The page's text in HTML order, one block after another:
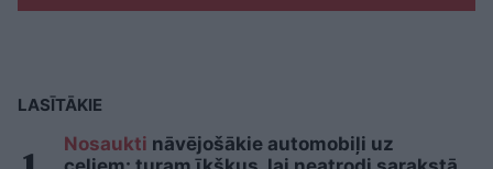
LASĪTĀKIE
Nosaukti nāvējošākie automobiļi uz